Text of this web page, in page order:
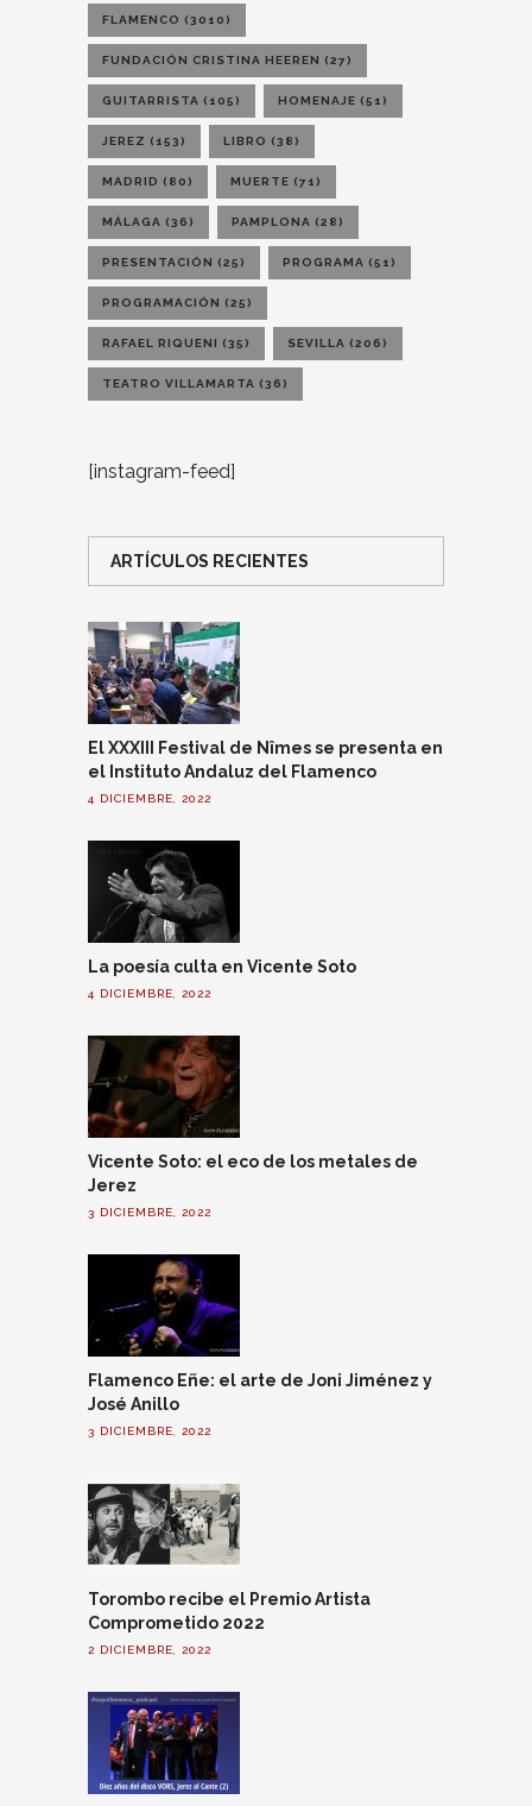
FLAMENCO (3010)
FUNDACIÓN CRISTINA HEEREN (27)
GUITARRISTA (105) HOMENAJE (51)
JEREZ (153) LIBRO (38)
MADRID (80) MUERTE (71)
MÁLAGA (36) PAMPLONA (28)
PRESENTACIÓN (25) PROGRAMA (51)
PROGRAMACIÓN (25)
RAFAEL RIQUENI (35) SEVILLA (206)
TEATRO VILLAMARTA (36)
[instagram-feed]
ARTÍCULOS RECIENTES
El XXXIII Festival de Nîmes se presenta en
el Instituto Andaluz del Flamenco
4 DICIEMBRE, 2022
La poesía culta en Vicente Soto
4 DICIEMBRE, 2022
Vicente Soto: el eco de los metales de
Jerez
3 DICIEMBRE, 2022
Flamenco Eñe: el arte de Joni Jiménez y
José Anillo
3 DICIEMBRE, 2022
Torombo recibe el Premio Artista
Comprometido 2022
2 DICIEMBRE, 2022